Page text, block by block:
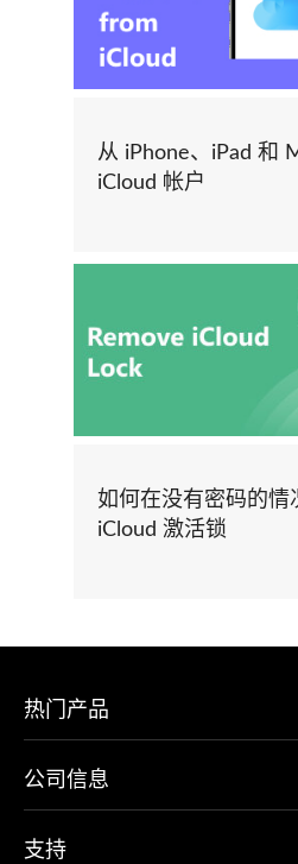
从 iPhone、iPad 和
iCloud 帐户
如何在没有密码的情
iCloud 激活锁
热门产品
公司信息
支持